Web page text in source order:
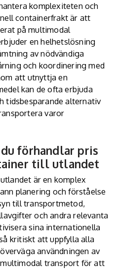
komplexiteten och
containerfrakt är att
på multimodal
en helhetslösning
av nödvändiga
och koordinering med
att utnyttja en
kan de ofta erbjuda
tidsbesparande alternativ
varor
förhandlar pris
till utlandet
är en komplex
planering och förståelse
till transportmetod,
och andra relevanta
sina internationella
kritiskt att uppfylla alla
användningen av
transport för att